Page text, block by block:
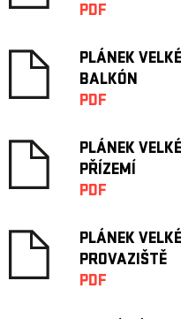
PDF
PLÁNEK
BALKÓN
PDF
PLÁNEK
PŘÍZEMÍ
PDF
PLÁNEK
PROVAZIŠTĚ
PDF